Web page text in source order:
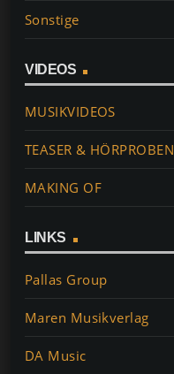
Sonstige
VIDEOS
MUSIKVIDEOS
TEASER & HÖRPROBEN
MAKING OF
LINKS
Pallas Group
Maren Musikverlag
DA Music